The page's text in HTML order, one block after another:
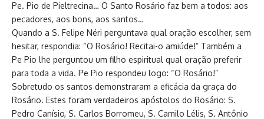
Pe. Pio de Pieltrecina… O Santo Rosário faz bem a todos: aos
pecadores, aos bons, aos santos…
Quando a S. Felipe Néri perguntava qual oração escolher, sem
hesitar, respondia: “O Rosário! Recitai-o amiúde!” Também a
Pe Pio lhe perguntou um filho espiritual qual oração preferir
para toda a vida. Pe Pio respondeu logo: “O Rosário!”
Sobretudo os santos demonstraram a eficácia da graça do
Rosário. Estes foram verdadeiros apóstolos do Rosário: S.
Pedro Canísio, S. Carlos Borromeu, S. Camilo Lélis, S. Antônio